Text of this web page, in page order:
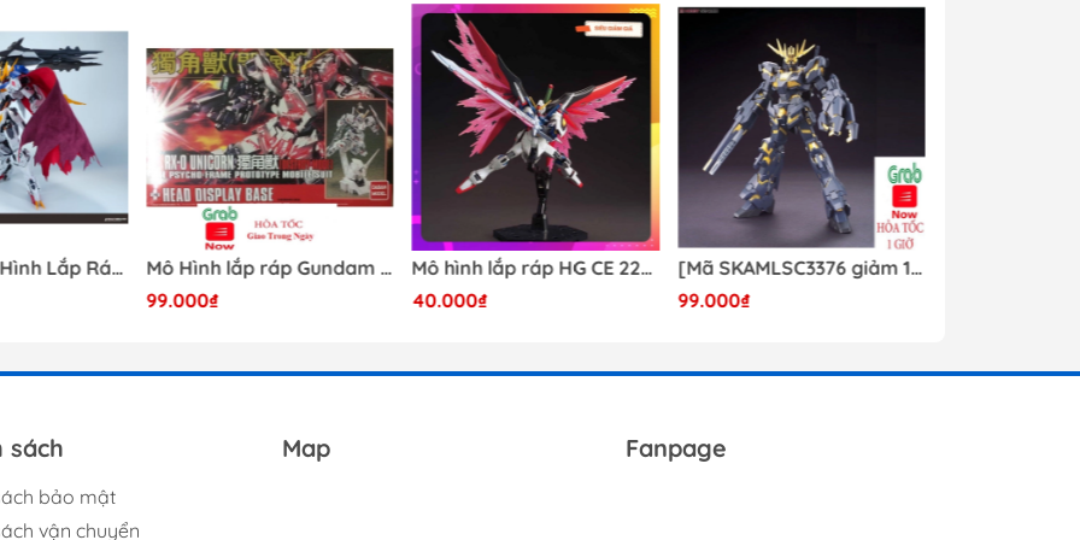
KHI MUA HÀNG TRÁNH SẢN PHẨM HẾT HÀNG ĐỘT XUẤT
kềm, nhíp, nhám, dao trong sản phẩm của shop
kiểm tra trước khi lắp
với shop để hỗ trợ xử lý
MẶT HÀNG KHÔNG CÓ SẴN
#bandai #hg #shopeegdc
[Có Sẵn] Mô Hình Lắp Ráp 1/60 Barbatos Logar Wolf Remains Meavy Industries
Mô Hình lắp ráp Gundam HG RX-0 Unicorn Gundam Destroy Mode 100 Daban
99.000₫
Mô hình lắp ráp HG CE 224 Destiny Revive Daban [TẶNG WING EFFECT]
40.000₫
[Mã SKAMLSC3376 giảm 10% đơn 100K] Mô Hình lắp ráp Gundam HG Unicorn Gundam 02 Banshee (Destroy Mode) 134 Daban
99.000₫
sách
bảo mật
vận chuyển
Map Fanpage